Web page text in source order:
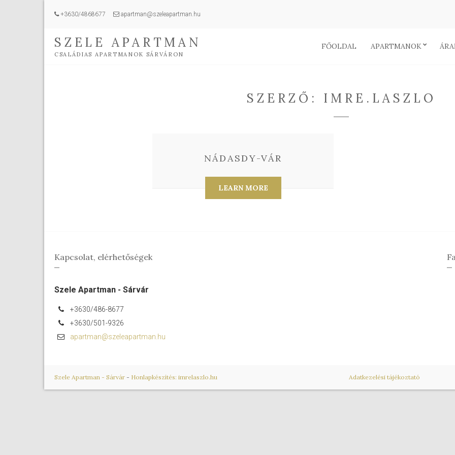
+3630/4868677 apartman@szeleapartman.hu
SZELE APARTMAN
CSALÁDIAS APARTMANOK SÁRVÁRON
FŐOLDAL APARTMANOK
SZERZŐ: IMRE.LASZLO
NÁDASDY-VÁR
LEARN MORE
Kapcsolat, elérhetőségek
Szele Apartman - Sárvár
+3630/486-8677
+3630/501-9326
apartman@szeleapartman.hu
Szele Apartman - Sárvár - Honlapkészítés: imrelaszlo.hu Adatkezelési tájékoztató